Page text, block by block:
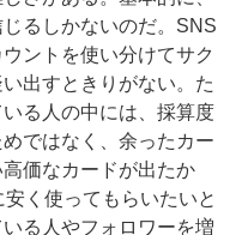
るしかないのだ。SNS
ントを使い分けてサク
出すときりがない。た
る人の中には、採算度
ではなく、余ったカー
価なカードが出たか
く使ってもらいたいと
る人やフォロワーを増